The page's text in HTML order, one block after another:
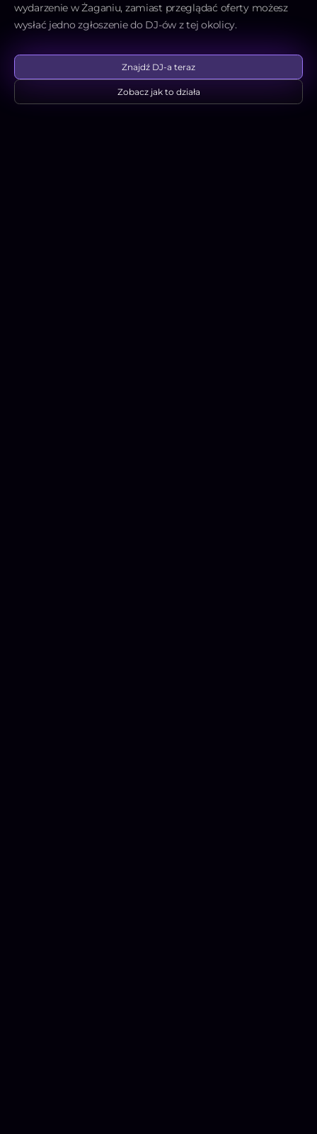
wydarzenie w Żaganiu, zamiast przeglądać oferty możesz
wysłać jedno zgłoszenie do DJ-ów z tej okolicy.
Znajdź DJ-a teraz
Zobacz jak to działa